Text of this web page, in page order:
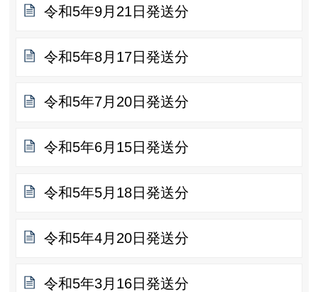
令和5年9月21日発送分
令和5年8月17日発送分
令和5年7月20日発送分
令和5年6月15日発送分
令和5年5月18日発送分
令和5年4月20日発送分
令和5年3月16日発送分